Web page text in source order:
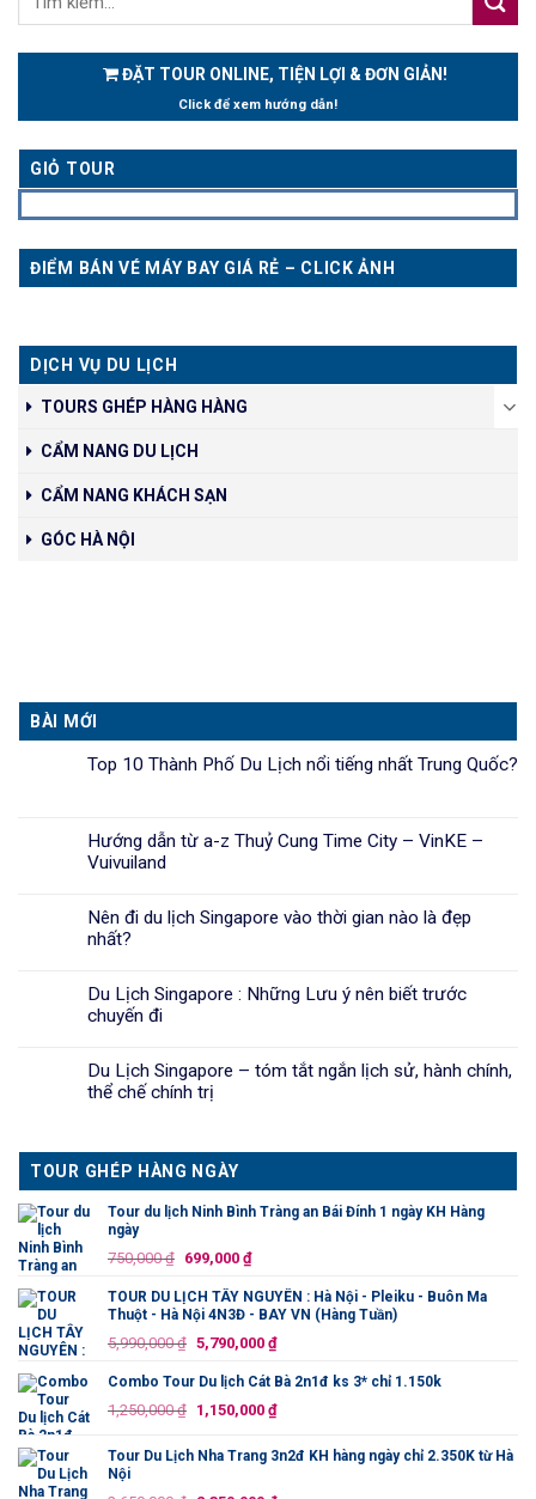
ĐẶT TOUR ONLINE, TIỆN LỢI & ĐƠN GIẢN!
Click để xem hướng dẫn!
GIỎ TOUR
ĐIỂM BÁN VÉ MÁY BAY GIÁ RẺ – CLICK ẢNH
DỊCH VỤ DU LỊCH
TOURS GHÉP HÀNG HÀNG
CẨM NANG DU LỊCH
CẨM NANG KHÁCH SẠN
GÓC HÀ NỘI
BÀI MỚI
Top 10 Thành Phố Du Lịch nổi tiếng nhất Trung Quốc?
Hướng dẫn từ a-z Thuỷ Cung Time City – VinKE –
Vuivuiland
Nên đi du lịch Singapore vào thời gian nào là đẹp
nhất?
Du Lịch Singapore : Những Lưu ý nên biết trước
chuyến đi
Du Lịch Singapore – tóm tắt ngắn lịch sử, hành chính,
thể chế chính trị
TOUR GHÉP HÀNG NGÀY
Tour du lịch Ninh Bình Tràng an Bái Đính 1 ngày KH Hàng
ngày
750,000₫ Giá
là:
750,000 ₫.
699,000 ₫Giá
tại
699,000 ₫.
TOUR DU LỊCH TÂY NGUYÊN : Hà Nội - Pleiku - Buôn Ma
Thuột - Hà Nội 4N3Đ - BAY VN (Hàng Tuần)
5,990,000₫ Giá
là:
5,990,000 ₫.
5,790,000 ₫Giá
tại
là:
Combo Tour Du lịch Cát Bà 2n1đ ks 3* chỉ 1.150k
1,250,000₫ Giá
là:
1,150,000 ₫Giá
tại
Tour Du Lịch Nha Trang 3n2đ KH hàng ngày chỉ 2.350K từ Hà
Nội